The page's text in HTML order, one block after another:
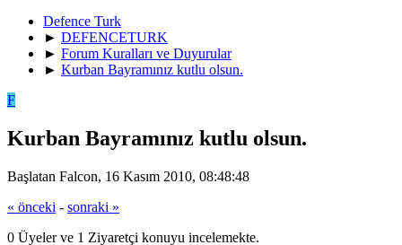
Defence Turk
► DEFENCETURK
► Forum Kuralları ve Duyurular
► Kurban Bayramınız kutlu olsun.
F
Kurban Bayramınız kutlu olsun.
Başlatan Falcon, 16 Kasım 2010, 08:48:48
« önceki - sonraki »
0 Üyeler ve 1 Ziyaretçi konuyu incelemekte.